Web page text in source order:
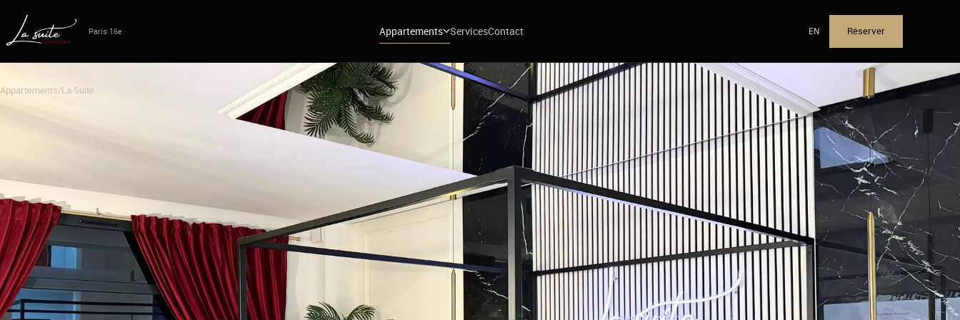
Paris 16e Appartements ServicesContact View website in English
EN Réserver
Appartements/La Suite